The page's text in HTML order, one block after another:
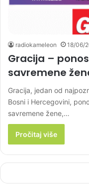
radiokameleon 18/06/
Gracija –
savremene
Gracija, jedan od
Bosni i Hercegovini,
savremene žene,…
Pročitaj više